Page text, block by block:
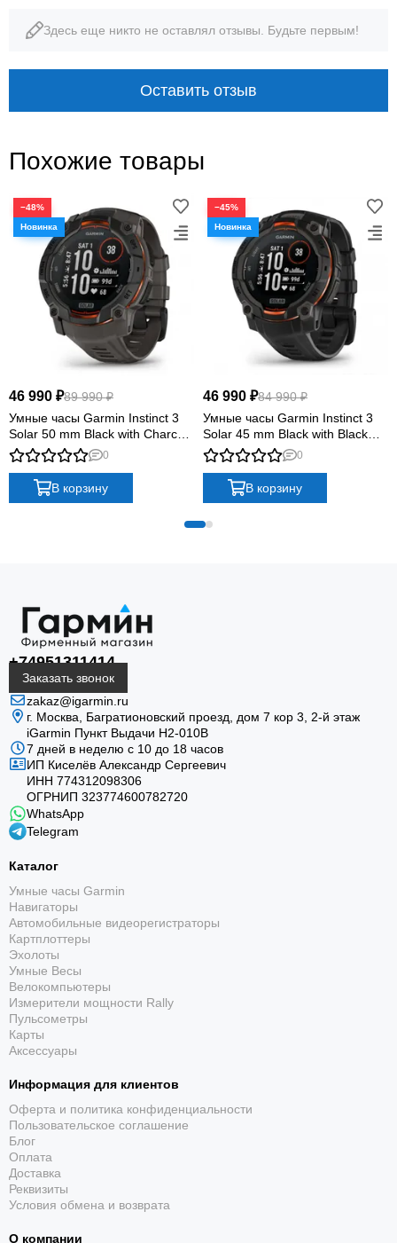
10 ATM
водозащита
до 51 дня
режим смарт-часов
СОЛНЕЧНАЯ ЭНЕРГИЯ В КОМПАКТНОМ
КОРПУСЕ
Надёжная основа для
тренировок и приключений
Garmin Instinct 2S Solar Graphite объединяют
солнечную зарядку, multi-GNSS, датчики ABC,
спортивные режимы и круглосуточный мониторинг
здоровья.
Power Glass, корпус из армированного волокном
полимера, 10 ATM и испытания по MIL-STD-810
рассчитаны на активное использование.
Солнечная автономность
Power Glass увеличивает автономность до 51 дня в
гольф и другие активности.
Здесь еще никто не оставлял отзывы. Будьте первым!
Оставить отзыв
Похожие товары
−48%
46 990 ₽89 990 ₽
Умные часы Garmin Instinct 3
Solar 50 mm Black with Charcoal
Band
0
В корзину
−45%
46 990 ₽84 990 ₽
Умные часы Garmin Instinct 3
Solar 45 mm Black with Black
Band
0
В корзину
+74951311414
Заказать звонок
zakaz@igarmin.ru
г. Москва, Багратионовский проезд, дом 7 кор 3, 2-й этаж
iGarmin Пункт Выдачи Н2-010В
7 дней в неделю с 10 до 18 часов
ИП Киселёв Александр Сергеевич
ИНН 774312098306
ОГРНИП 323774600782720
WhatsApp
Telegram
Каталог
Умные часы Garmin
Навигаторы
Автомобильные видеорегистраторы
Картплоттеры
Эхолоты
Умные Весы
Велокомпьютеры
Измерители мощности Rally
Пульсометры
Карты
Аксессуары
Информация для клиентов
Оферта и политика конфиденциальности
Пользовательское соглашение
Блог
Оплата
Доставка
Реквизиты
Условия обмена и возврата
О компании